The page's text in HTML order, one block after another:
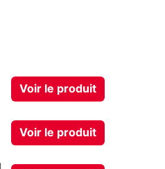
Voir le produit
Voir le produit